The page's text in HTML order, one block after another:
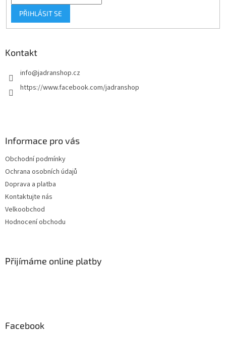
PŘIHLÁSIT SE
Kontakt
info@jadranshop.cz
https://www.facebook.com/jadranshop
Informace pro vás
Obchodní podmínky
Ochrana osobních údajů
Doprava a platba
Kontaktujte nás
Velkoobchod
Hodnocení obchodu
Přijímáme online platby
Facebook